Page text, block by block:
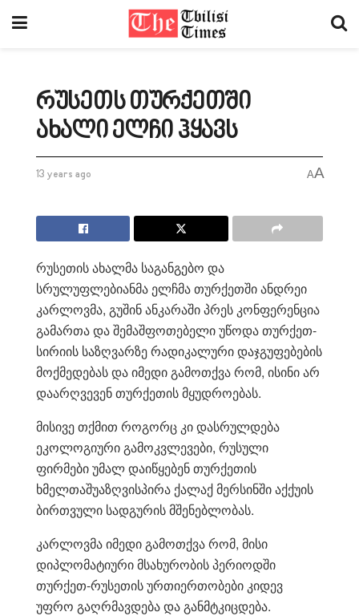
რუსეთს თურქეთში
ახალი ელჩი ჰყავს
13 years ago AA
რუსეთის ახალმა საგანგებო და
სრულუფლებიანმა ელჩმა თურქეთში ანდრეი
კარლოვმა, გუშინ ანკარაში პრეს კონფერენცია
გამართა და შემაშფოთებელი უწოდა თურქეთ-
სირიის საზღვარზე რადიკალური დაჯგუფებების
მოქმედებას და იმედი გამოთქვა რომ, ისინი არ
დაარღვევენ თურქეთის მყუდროებას.
მისივე თქმით როგორც კი დასრულდება
ეკოლოგიური გამოკვლევები, რუსული
ფირმები უმალ დაიწყებენ თურქეთის
ხმელთაშუაზღვისპირა ქალაქ მერსინში აქქუის
ბირთვული სადგურის მშენებლობას.
კარლოვმა იმედი გამოთქვა რომ, მისი
დიპლომატიური მსახურობის პერიოდში
თურქეთ-რუსეთის ურთიერთობები კიდევ
უფრო გაღრმავდება და განმტკიცდება.